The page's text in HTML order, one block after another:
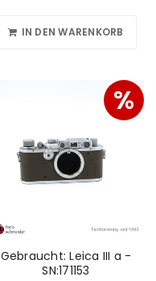
IN DEN WARENKORB
%
Gebraucht: Leica III a -
SN:171153